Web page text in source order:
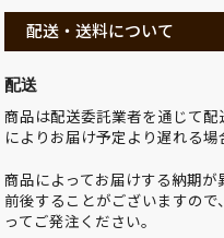
配送・送料について
配送
商品は配送委託業者を通じて
によりお届け予定より遅れる場
商品によってお届けする納期
前後することがございますの
ってご発注ください。